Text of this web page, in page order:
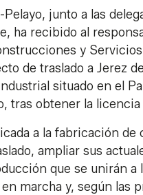
junto a las
ha recibido al
y
de traslado a Jerez
situado en el
tras obtener la
a la fabricación
ampliar sus
que se unirán a
marcha y, según las